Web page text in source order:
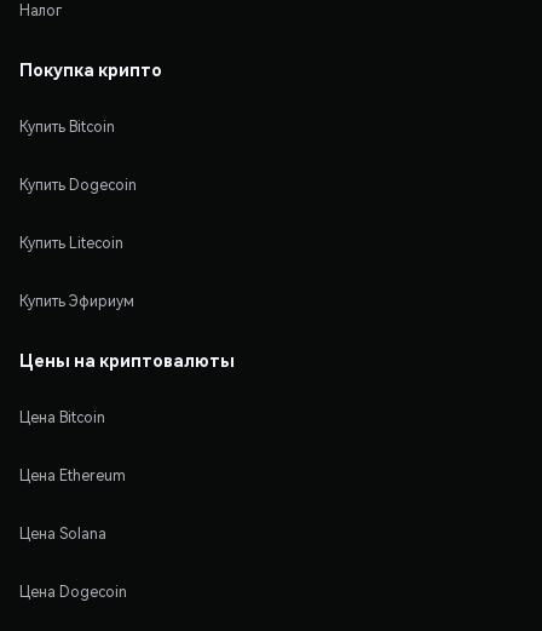
Налог
Покупка крипто
Купить Bitcoin
Купить Dogecoin
Купить Litecoin
Купить Эфириум
Цены на криптовалюты
Цена Bitcoin
Цена Ethereum
Цена Solana
Цена Dogecoin